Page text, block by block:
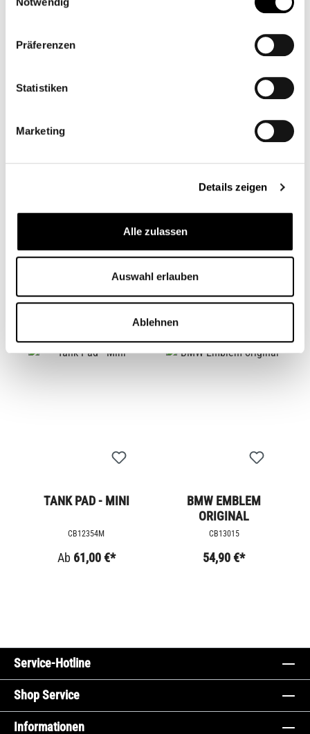
Präferenzen
Statistiken
Marketing
Details zeigen
Alle zulassen
Auswahl erlauben
Ablehnen
CB11800.1M
GEWINDE COVER
6,95 €*
KNIEPAD - R12
89,95 €*
TANK PAD - MINI
CB12354M
Ab 61,00 €*
BMW EMBLEM
ORIGINAL
CB13015
54,90 €*
Service-Hotline
Shop Service
Informationen